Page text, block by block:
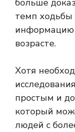
больше
темп
информацию
возрасте.
Хотя
простым и
который
людей с